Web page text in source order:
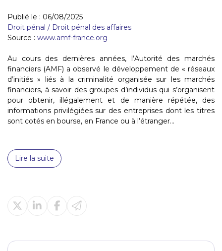
Publié le : 06/08/2025
Droit pénal / Droit pénal des affaires
Source : www.amf-france.org
Au cours des dernières années, l’Autorité des marchés
financiers (AMF) a observé le développement de « réseaux
d’initiés » liés à la criminalité organisée sur les marchés
financiers, à savoir des groupes d’individus qui s’organisent
pour obtenir, illégalement et de manière répétée, des
informations privilégiées sur des entreprises dont les titres
sont cotés en bourse, en France ou à l’étranger...
Lire la suite